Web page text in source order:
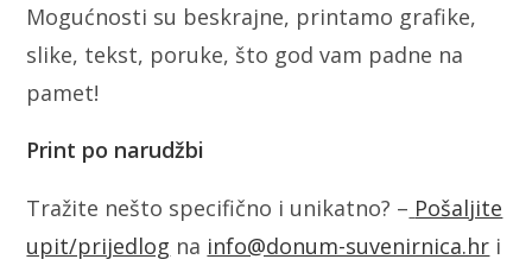
Mogućnosti su beskrajne, printamo grafike,
slike, tekst, poruke, što god vam padne na
pamet!
Print po narudžbi
Tražite nešto specifično i unikatno? – Pošaljite
upit/prijedlog na info@donum-suvenirnica.hr i